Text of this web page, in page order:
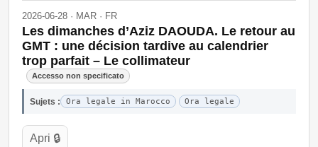
2026-06-28 · MAR · FR
Les dimanches d’Aziz DAOUDA. Le retour au
GMT : une décision tardive au calendrier
trop parfait – Le collimateur
Accesso non specificato
Sujets : Ora legale in Marocco Ora legale
Apri 🔒